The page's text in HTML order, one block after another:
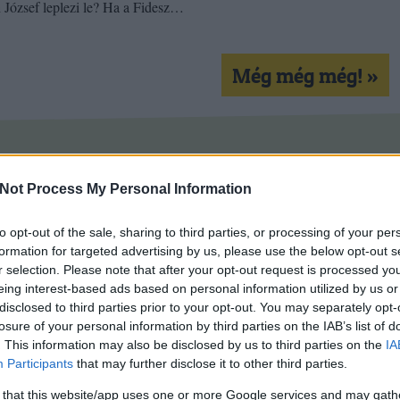
Process My Personal Information
opt-out of the sale, sharing to third parties, or processing of your
for targeted advertising by us, please use the below opt-out
selection. Please note that after your opt-out request is processed
interest-based ads based on personal information utilized by us
to third parties prior to your opt-out. You may separately
of your personal information by third parties on the IAB’s list of
This information may also be disclosed by us to third parties on the
Participants that may further disclose it to other third parties.
that this website/app uses one or more Google services and may
leplezi le? Ha a Fidesz…
Még még még! »
is!
Tetszik 0